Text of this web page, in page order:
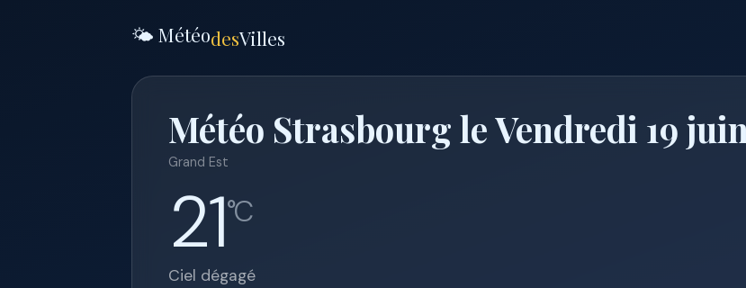
🌤️ MétéodesVilles
Météo Strasbourg le Vendredi 19
Grand Est
21°C
Ciel dégagé